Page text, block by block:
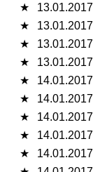
★
13.01.2017
★
13.01.2017
★
13.01.2017
★
13.01.2017
★
14.01.2017
★
14.01.2017
★
14.01.2017
★
14.01.2017
★
14.01.2017